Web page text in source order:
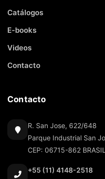
Catálogos
E-books
Videos
Contacto
Contacto
R. San Jose, 622/648
Parque Industrial San
CEP: 06715-862
+55 (11) 4148-2518